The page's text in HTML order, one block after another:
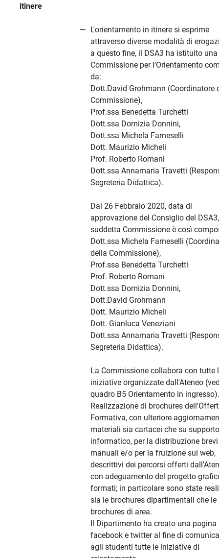
itinere
L'orientamento in itinere si esprime
attraverso diverse modalità di
a questo fine, il DSA3 ha istituito una
Commissione per l'Orientamento
da:
Dott.David Grohmann (Coordinatore
Commissione),
Prof.ssa Benedetta Turchetti
Dott.ssa Domizia Donnini,
Dott.ssa Michela Farneselli
Dott. Maurizio Micheli
Prof. Roberto Romani
Dott.ssa Annamaria Travetti
Segreteria Didattica).
Dal 26 Febbraio 2020, data di
approvazione del Consiglio del
suddetta Commissione è così
Dott.ssa Michela Farneselli
della Commissione),
Prof.ssa Benedetta Turchetti
Prof. Roberto Romani
Dott.ssa Domizia Donnini,
Dott.David Grohmann
Dott. Maurizio Micheli
Dott. Gianluca Veneziani
Dott.ssa Annamaria Travetti
Segreteria Didattica).
La Commissione collabora con tutte
iniziative organizzate dall'Ateneo
quadro B5 Orientamento in ingresso).
Realizzazione di brochures
Formativa, con ulteriore
materiali sia cartacei che su supporto
informatico, per la distribuzione brevi
manuali e/o per la fruizione sul web,
descrittivi dei percorsi offerti
con adeguamento del progetto
formati; in particolare sono state
sia le brochures dipartimentali che le
brochures di area.
Il Dipartimento ha creato una pagina
facebook e twitter al fine di
agli studenti tutte le iniziative di